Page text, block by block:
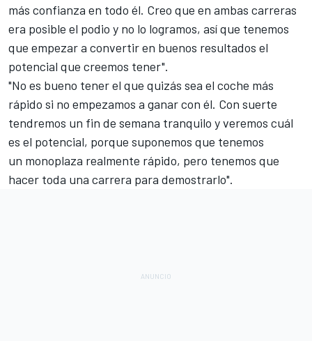
más confianza en todo él. Creo que en ambas carreras
era posible el podio y no lo logramos, así que tenemos
que empezar a convertir en buenos resultados el
potencial que creemos tener".
"No es bueno tener el que quizás sea el coche más
rápido si no empezamos a ganar con él. Con suerte
tendremos un fin de semana tranquilo y veremos cuál
es el potencial, porque suponemos que tenemos
un monoplaza realmente rápido, pero tenemos que
hacer toda una carrera para demostrarlo".